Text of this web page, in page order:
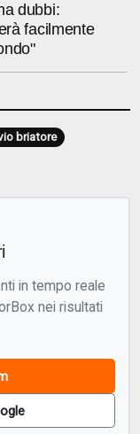
dubbi:
facilmente
briatore
in tempo reale
nei risultati